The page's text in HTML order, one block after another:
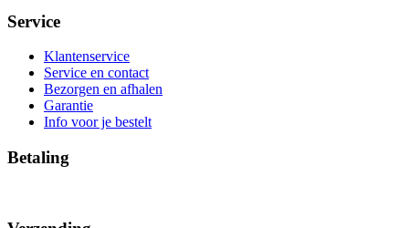
Service
Klantenservice
Service en contact
Bezorgen en afhalen
Garantie
Info voor je bestelt
Betaling